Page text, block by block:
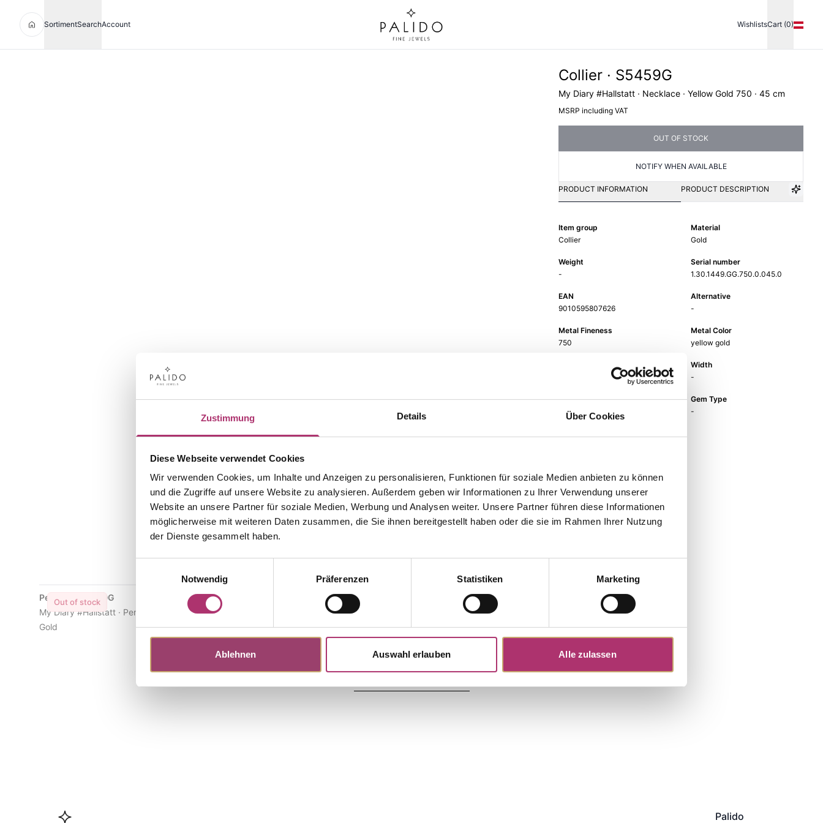
Zustimmung Details Über Cookies
Diese Webseite verwendet Cookies
Wir verwenden Cookies, um Inhalte und Anzeigen zu personalisieren, Funktionen für soziale Medien anbieten zu können
und die Zugriffe auf unsere Website zu analysieren. Außerdem geben wir Informationen zu Ihrer Verwendung unserer
Website an unsere Partner für soziale Medien, Werbung und Analysen weiter. Unsere Partner führen diese Informationen
möglicherweise mit weiteren Daten zusammen, die Sie ihnen bereitgestellt haben oder die sie im Rahmen Ihrer Nutzung
der Dienste gesammelt haben.
Notwendig
Präferenzen Statistiken Marketing
Ablehnen Auswahl erlauben Alle zulassen
SortimentSearchAccount WishlistsCart (0)
Collier · S5459G
My Diary #Hallstatt · Necklace · Yellow Gold 750 · 45 cm
MSRP including VAT
OUT OF STOCK
NOTIFY WHEN AVAILABLE
PRODUCT INFORMATION PRODUCT DESCRIPTION
Item group
Collier
Material
Gold
Weight
-
Serial number
1.30.1449.GG.750.0.045.0
EAN
9010595807626
Alternative
-
Metal Fineness
750
Metal Color
yellow gold
Width
-
Gem Color
Gem Type
-
The matching pieces from this
collection.
Out of stock
Pendant · S5460G
My Diary #Hallstatt · Pendant · 18K Yellow
Gold
Palido